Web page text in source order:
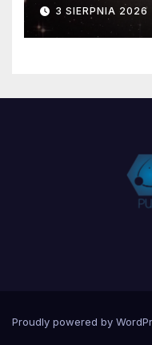
3 SIERPNIA 2026
Proudly powered by